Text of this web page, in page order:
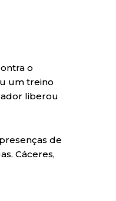
o
um treino
liberou
de
Cáceres,